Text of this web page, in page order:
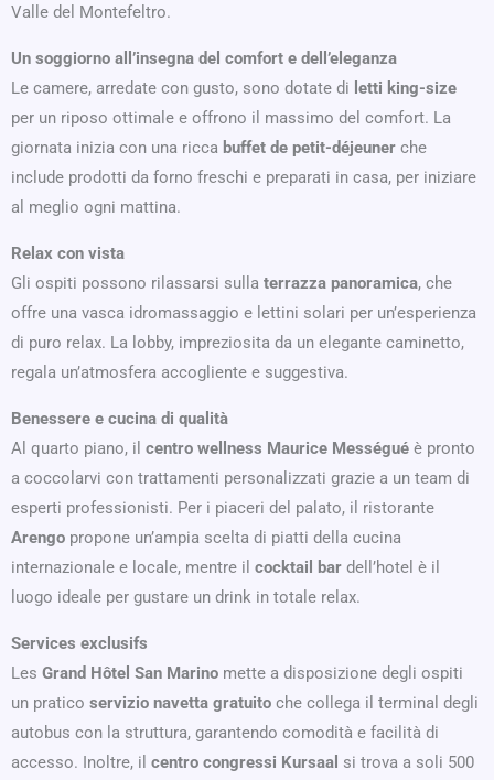
Valle del Montefeltro.
Un soggiorno all’insegna del comfort e dell’eleganza
Le camere, arredate con gusto, sono dotate di letti king-size
per un riposo ottimale e offrono il massimo del comfort. La
giornata inizia con una ricca buffet de petit-déjeuner che
include prodotti da forno freschi e preparati in casa, per iniziare
al meglio ogni mattina.
Relax con vista
Gli ospiti possono rilassarsi sulla terrazza panoramica, che
offre una vasca idromassaggio e lettini solari per un’esperienza
di puro relax. La lobby, impreziosita da un elegante caminetto,
regala un’atmosfera accogliente e suggestiva.
Benessere e cucina di qualità
Al quarto piano, il centro wellness Maurice Mességué è pronto
a coccolarvi con trattamenti personalizzati grazie a un team di
esperti professionisti. Per i piaceri del palato, il ristorante
Arengo propone un’ampia scelta di piatti della cucina
internazionale e locale, mentre il cocktail bar dell’hotel è il
luogo ideale per gustare un drink in totale relax.
Services exclusifs
Les Grand Hôtel San Marino mette a disposizione degli ospiti
un pratico servizio navetta gratuito che collega il terminal degli
autobus con la struttura, garantendo comodità e facilità di
accesso. Inoltre, il centro congressi Kursaal si trova a soli 500